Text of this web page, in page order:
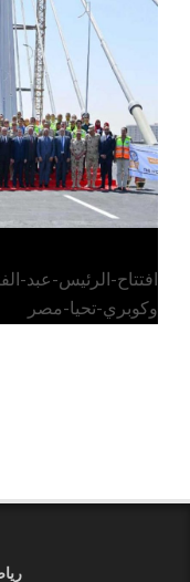
الرئيس عبد
افتتاح-الرئيس-عبد-
وكوبري-تحيا-مصر